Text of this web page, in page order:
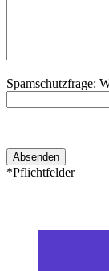
Spamschutzfrage:
*Pflichtfelder